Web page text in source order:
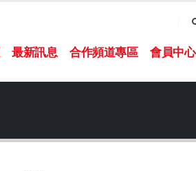
最新訊息 合作頻道專區 會員中心